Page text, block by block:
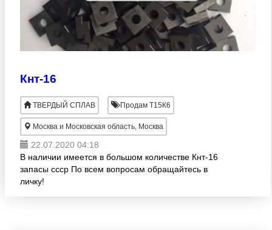
Кнт-16
ТВЕРДЫЙ СПЛАВ Продам Т15К6
Москва и Московская область, Москва
22.07.2020 04:18
В наличии имеется в большом количестве Кнт-16
запасы ссср По всем вопросам обращайтесь в
личку!